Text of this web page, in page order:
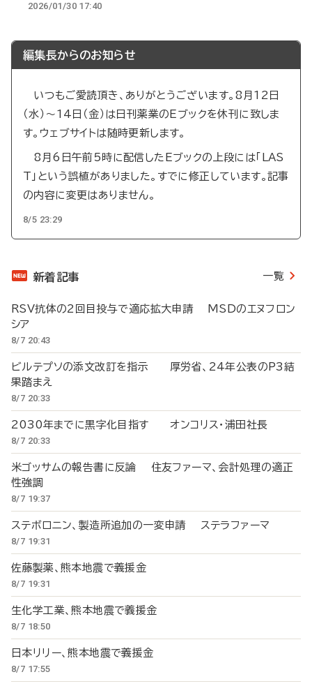
2026/01/30 17:40
編集長からのお知らせ
いつもご愛読頂き、ありがとうございます。8月12日
（水）～14日（金）は日刊薬業のEブックを休刊に致しま
す。ウェブサイトは随時更新します。
8月6日午前5時に配信したEブックの上段には「LAS
T」という誤植がありました。すでに修正しています。記事
の内容に変更はありません。
8/5 23:29
新着記事 一覧
RSV抗体の2回目投与で適応拡大申請 MSDのエヌフロン
シア
8/7 20:43
ビルテプソの添文改訂を指示 厚労省、24年公表のP3結
果踏まえ
8/7 20:33
2030年までに黒字化目指す オンコリス・浦田社長
8/7 20:33
米ゴッサムの報告書に反論 住友ファーマ、会計処理の適正
性強調
8/7 19:37
ステボロニン、製造所追加の一変申請 ステラファーマ
8/7 19:31
佐藤製薬、熊本地震で義援金
8/7 19:31
生化学工業、熊本地震で義援金
8/7 18:50
日本リリー、熊本地震で義援金
8/7 17:55